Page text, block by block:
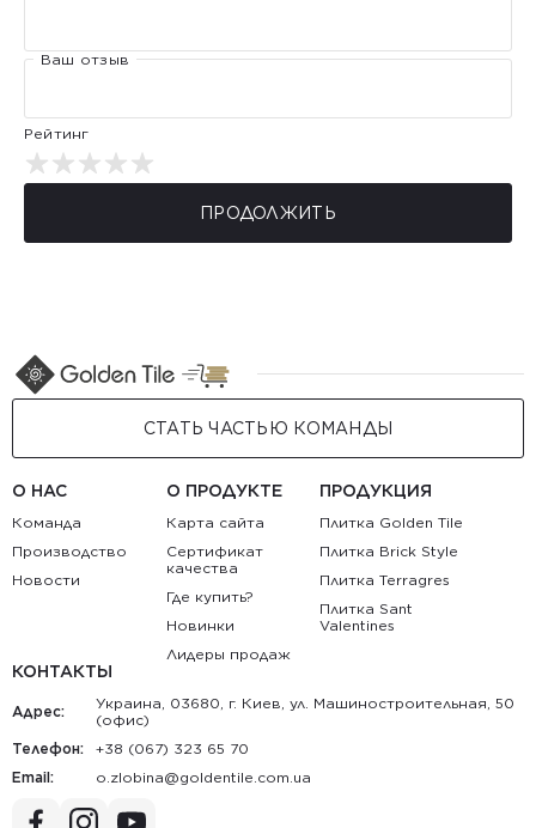
Ваш отзыв
Рейтинг
ПРОДОЛЖИТЬ
СТАТЬ ЧАСТЬЮ КОМАНДЫ
О НАС
Команда
Производство
Новости
О ПРОДУКТЕ
Карта сайта
Сертификат
качества
Где купить?
Новинки
Лидеры продаж
ПРОДУКЦИЯ
Плитка Golden Tile
Плитка Brick Style
Плитка Terragres
Плитка Sant
Valentines
КОНТАКТЫ
Адрес:
Украина, 03680, г. Киев, ул. Машиностроительная, 50
(офис)
Телефон:
+38 (067) 323 65 70
Email:
au.moc.elitnedlog@anibolz.o